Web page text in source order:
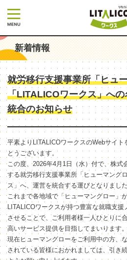
新着情報
就労移行支援事業所「ヒュ
「LITALICOワークス」へ
統合のお知らせ
平素よりLITALICOワークスのWebサイ
とうございます。
この度、2026年4月1日（水）付で、株式
する就労移行支援事業所「ヒューマング
ス」へ、運営を統合する運びとなりまし
これまで各地域で「ヒューマングロー」
LITALICOワークスが持つ豊富な就職支
させることで、ご利用者様一人ひとりに
高いサービス提供を目指してまいります。
現在ヒューマングローをご利用中の方、
されている皆様におかれましては、引き